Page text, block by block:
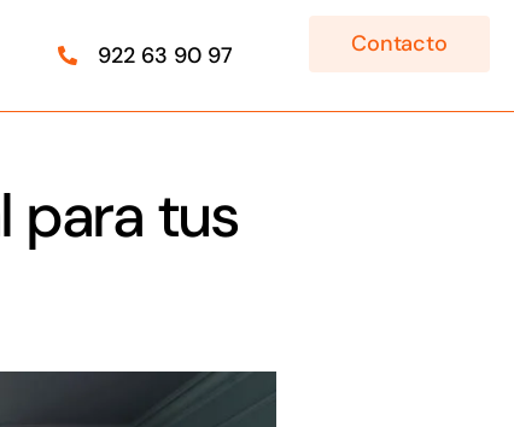
922 63 90 97 Contacto
para tus